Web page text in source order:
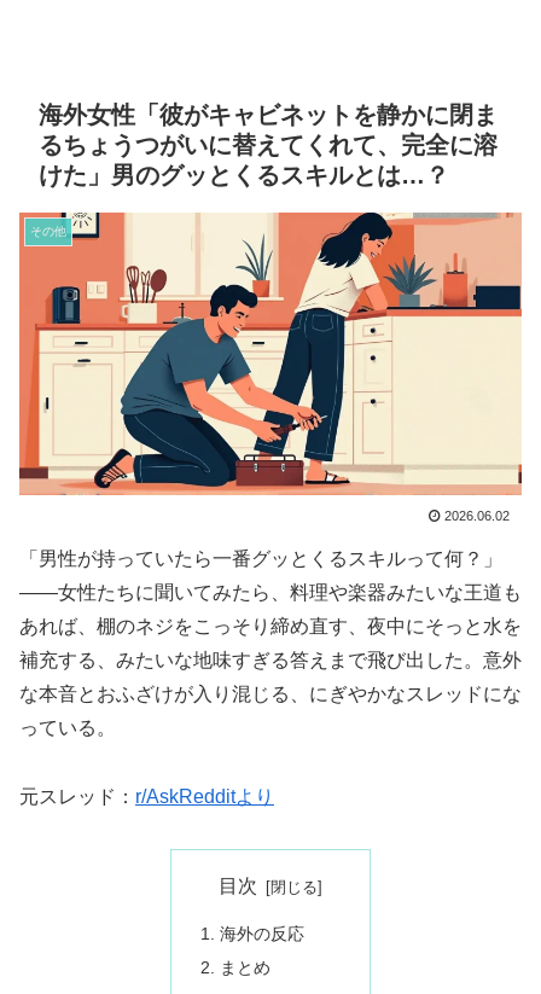
海外女性「彼がキャビネットを静かに閉ま
るちょうつがいに替えてくれて、完全に溶
けた」男のグッとくるスキルとは…？
その他
2026.06.02
「男性が持っていたら一番グッとくるスキルって何？」
——女性たちに聞いてみたら、料理や楽器みたいな王道も
あれば、棚のネジをこっそり締め直す、夜中にそっと水を
補充する、みたいな地味すぎる答えまで飛び出した。意外
な本音とおふざけが入り混じる、にぎやかなスレッドにな
っている。
元スレッド： r/AskRedditより
目次
海外の反応
まとめ